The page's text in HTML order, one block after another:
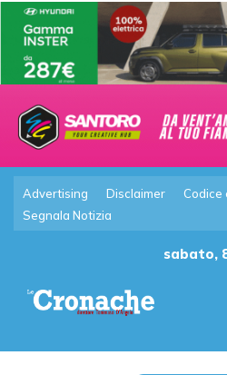
Advertising Disclaimer Codice
Segnala Notizia
sabato,